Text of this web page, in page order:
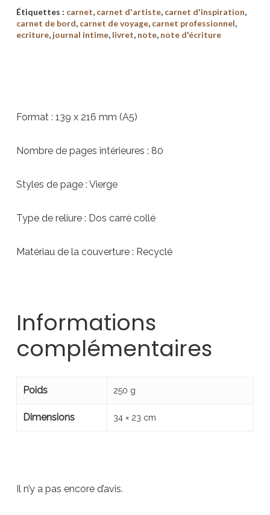
Étiquettes : carnet, carnet d'artiste, carnet d'inspiration,
carnet de bord, carnet de voyage, carnet professionnel,
ecriture, journal intime, livret, note, note d'écriture
Format : 139 x 216 mm (A5)
Nombre de pages intérieures : 80
Styles de page : Vierge
Type de reliure : Dos carré collé
Matériau de la couverture : Recyclé
Informations
complémentaires
Poids 250 g
Dimensions 34 × 23 cm
Il n’y a pas encore d’avis.